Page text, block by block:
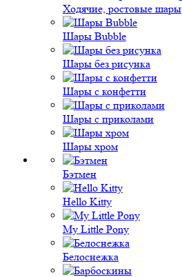
Ходячие, ростовые шары
Шары Bubble
Шары без рисунка
Шары с конфетти
Шары с приколами
Шары хром
Бэтмен
Hello Kitty
My Little Pony
Белоснежка